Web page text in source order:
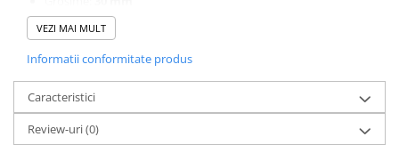
Culoare:Silver
Material:Metal rezistent, tratat anticoroziune
Largire ecartament, stabilitate si control
imbunatatit
Montaj:Usor, pe prinderile existente
Utilizare:ATV / off-road / teren accidentat
VEZI MAI MULT
Informatii conformitate produs
Caracteristici
Review-uri(0)